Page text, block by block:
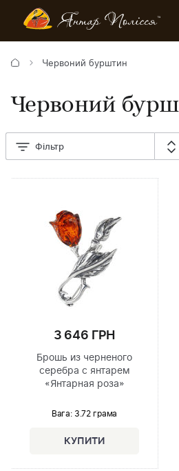
Червоний бурштин
Червоний
Фільтр
3 646 ГРН
Брошь из черненого
серебра с янтарем
«Янтарная роза»
Вага: 3.72 грама